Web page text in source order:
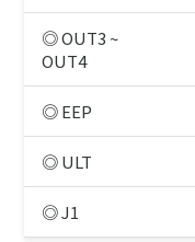
◎ OUT3 ~
OUT4
◎ EEP
◎ ULT
◎ J1